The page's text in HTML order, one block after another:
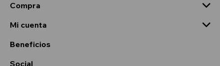
Compra
Mi cuenta
Beneficios
Social